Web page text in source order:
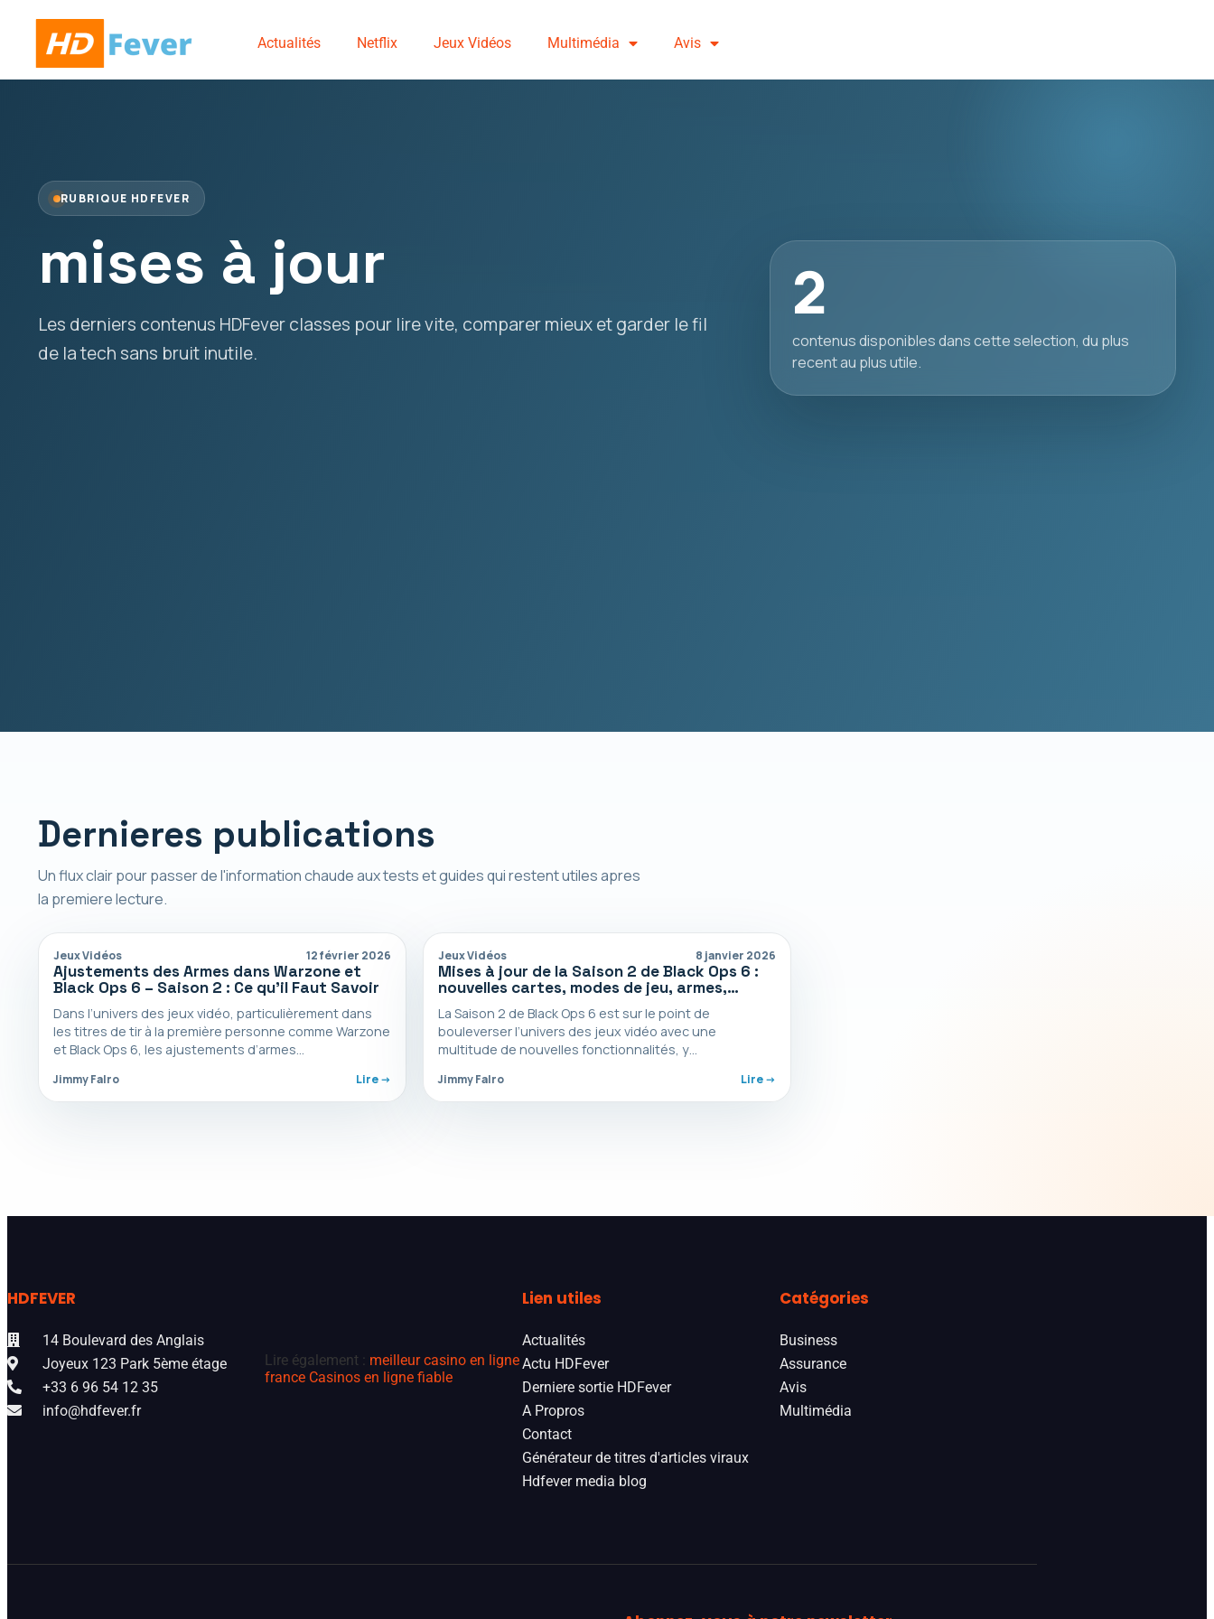
Actualités Netflix Jeux Vidéos Multimédia Avis
RUBRIQUE HDFEVER
mises à jour
Les derniers contenus HDFever classes pour lire vite, comparer mieux et garder le fil
de la tech sans bruit inutile.
2
contenus disponibles dans cette selection, du plus
recent au plus utile.
Dernieres publications
Un flux clair pour passer de l'information chaude aux tests et guides qui restent utiles apres
la premiere lecture.
Jeux Vidéos 12 février 2026
Ajustements des Armes dans Warzone et
Black Ops 6 – Saison 2 : Ce qu’il Faut Savoir
Dans l’univers des jeux vidéo, particulièrement dans
les titres de tir à la première personne comme Warzone
et Black Ops 6, les ajustements d’armes…
Jimmy Falro Lire ->
Jeux Vidéos 8 janvier 2026
Mises à jour de la Saison 2 de Black Ops 6 :
nouvelles cartes, modes de jeu, armes,
La Saison 2 de Black Ops 6 est sur le point de
bouleverser l’univers des jeux vidéo avec une
multitude de nouvelles fonctionnalités, y…
Jimmy Falro Lire ->
HDFEVER
14 Boulevard des Anglais
Joyeux 123 Park 5ème étage
+33 6 96 54 12 35
info@hdfever.fr
Lire également : meilleur casino en ligne
france Casinos en ligne fiable
Lien utiles
Actualités
Actu HDFever
Derniere sortie HDFever
A Propros
Contact
Générateur de titres d'articles viraux
Hdfever media blog
Catégories
Business
Assurance
Avis
Multimédia